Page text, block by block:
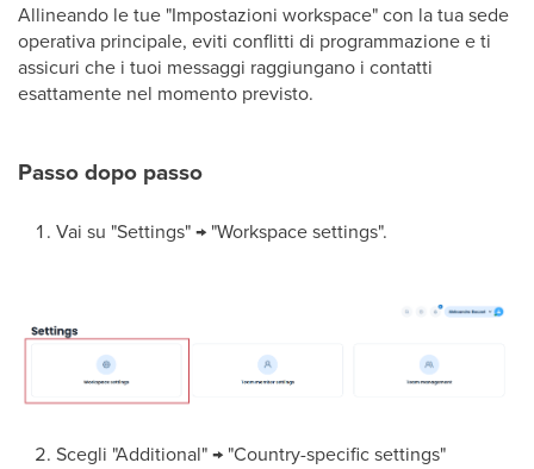
Allineando le tue "Impostazioni workspace" con la tua sede
operativa principale, eviti conflitti di programmazione e ti
assicuri che i tuoi messaggi raggiungano i contatti
esattamente nel momento previsto.
Passo dopo passo
Vai su "Settings" → "Workspace settings".
Scegli "Additional" → "Country-specific settings"